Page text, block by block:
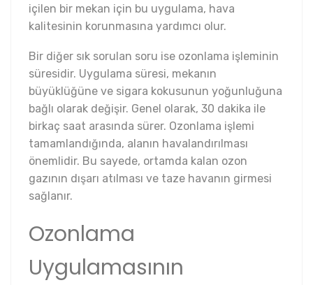
içilen bir mekan için bu uygulama, hava
kalitesinin korunmasına yardımcı olur.
Bir diğer sık sorulan soru ise ozonlama işleminin
süresidir. Uygulama süresi, mekanın
büyüklüğüne ve sigara kokusunun yoğunluğuna
bağlı olarak değişir. Genel olarak, 30 dakika ile
birkaç saat arasında sürer. Ozonlama işlemi
tamamlandığında, alanın havalandırılması
önemlidir. Bu sayede, ortamda kalan ozon
gazının dışarı atılması ve taze havanın girmesi
sağlanır.
Ozonlama
Uygulamasının